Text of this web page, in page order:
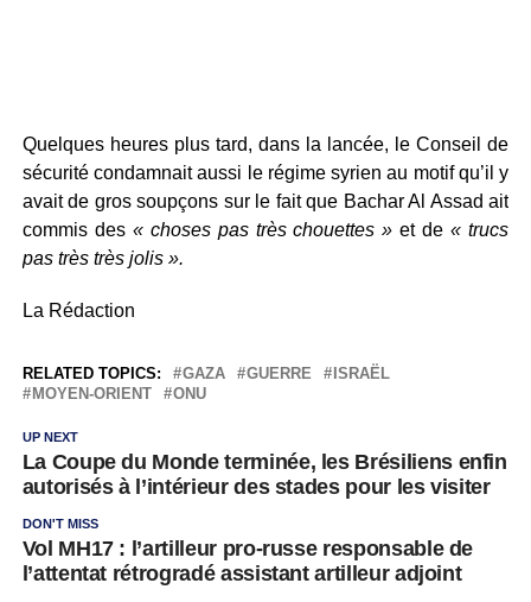
Quelques heures plus tard, dans la lancée, le Conseil de
sécurité condamnait aussi le régime syrien au motif qu’il y
avait de gros soupçons sur le fait que Bachar Al Assad ait
commis des « choses pas très chouettes » et de« trucs
pas très très jolis ».
La Rédaction
RELATED TOPICS: GAZA GUERRE
ISRAËL
MOYEN-ORIENT
ONU
UP NEXT
La Coupe du Monde terminée, les Brésiliens enfin
autorisés à l’intérieur des stades pour les visiter
DON'T MISS
Vol MH17 : l’artilleur pro-russe responsable de
l’attentat rétrogradé assistant artilleur adjoint